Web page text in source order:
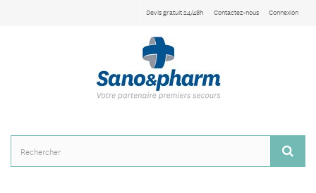
Connexion
Contactez-nous
Devis gratuit 24/48h